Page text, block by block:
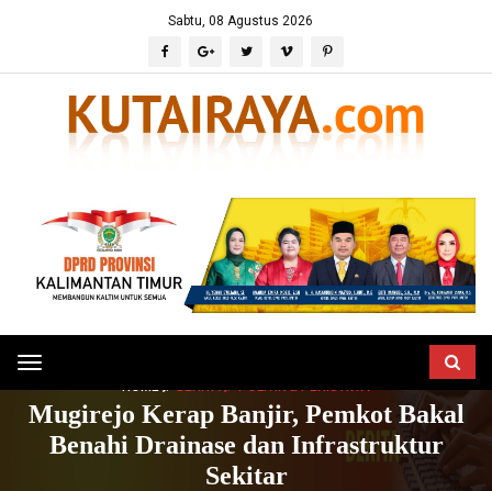
Sabtu, 08 Agustus 2026
Toggle
navigation
Mugirejo Kerap Banjir, Pemkot Bakal
Benahi Drainase dan Infrastruktur
Sekitar